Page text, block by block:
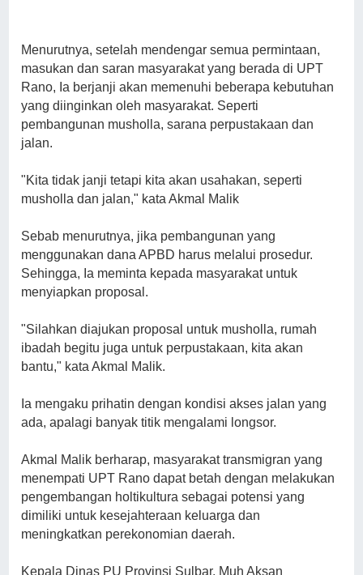
Menurutnya, setelah mendengar semua permintaan,
masukan dan saran masyarakat yang berada di UPT
Rano, Ia berjanji akan memenuhi beberapa kebutuhan
yang diinginkan oleh masyarakat. Seperti
pembangunan musholla, sarana perpustakaan dan
jalan.
"Kita tidak janji tetapi kita akan usahakan, seperti
musholla dan jalan," kata Akmal Malik
Sebab menurutnya, jika pembangunan yang
menggunakan dana APBD harus melalui prosedur.
Sehingga, Ia meminta kepada masyarakat untuk
menyiapkan proposal.
"Silahkan diajukan proposal untuk musholla, rumah
ibadah begitu juga untuk perpustakaan, kita akan
bantu," kata Akmal Malik.
Ia mengaku prihatin dengan kondisi akses jalan yang
ada, apalagi banyak titik mengalami longsor.
Akmal Malik berharap, masyarakat transmigran yang
menempati UPT Rano dapat betah dengan melakukan
pengembangan holtikultura sebagai potensi yang
dimiliki untuk kesejahteraan keluarga dan
meningkatkan perekonomian daerah.
Kepala Dinas PU Provinsi Sulbar, Muh Aksan